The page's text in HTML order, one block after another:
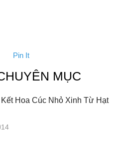
Pin It
MỤC
Hoa Cúc Nhỏ Xinh Từ Hạt